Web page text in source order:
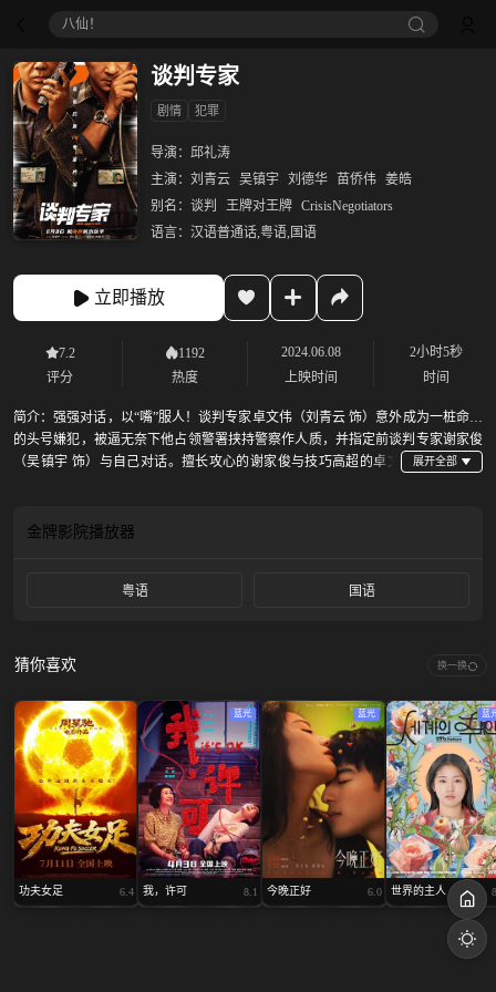
八仙！
谈判专家
剧情 犯罪
导演： 邱礼涛
主演： 刘青云 吴镇宇 刘德华 苗侨伟 姜皓
别名： 谈判 王牌对王牌 CrisisNegotiators
语言： 汉语普通话,粤语,国语
立即播放
7.2
评分
1192
热度
2024.06.08
上映时间
2小时5秒
时间
简介：强强对话，以“嘴”服人！谈判专家卓文伟（刘青云 饰）意外成为一桩命案
的头号嫌犯，被逼无奈下他占领警署挟持警察作人质，并指定前谈判专家谢家俊
（吴镇宇 饰）与自己对话。擅长攻心的谢家俊与技巧高超的卓文
金牌影院播放器
粤语 国语
猜你喜欢 换一换
功夫女足 6.4
蓝光
我，许可 8.1
蓝光
今晚正好 6.0
蓝
世界的主人